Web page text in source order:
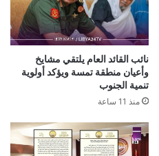
نائب القائد العام يلتقي مشايخ
وأعيان منطقة تمسة ويؤكد أولوية
تنمية الجنوب
منذ 11 ساعة